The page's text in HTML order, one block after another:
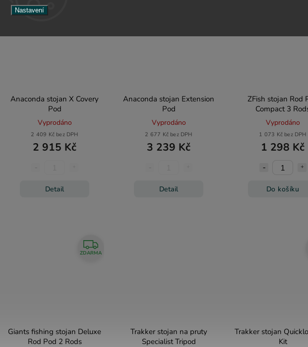
Nastavení
Anaconda stojan X Covery
Pod
Vyprodáno
2 409 Kč bez DPH
2 915 Kč
Detail
Anaconda stojan Extension
Pod
Vyprodáno
2 677 Kč bez DPH
3 239 Kč
Detail
ZFish stojan Rod
Compact 3
Vyprodáno
1 073 Kč bez DPH
1 298 Kč
Do košíku
ZDARMA
Giants fishing stojan Deluxe
Rod Pod 2 Rods
Trakker stojan na pruty
Specialist Tripod
Trakker stojan
Kit